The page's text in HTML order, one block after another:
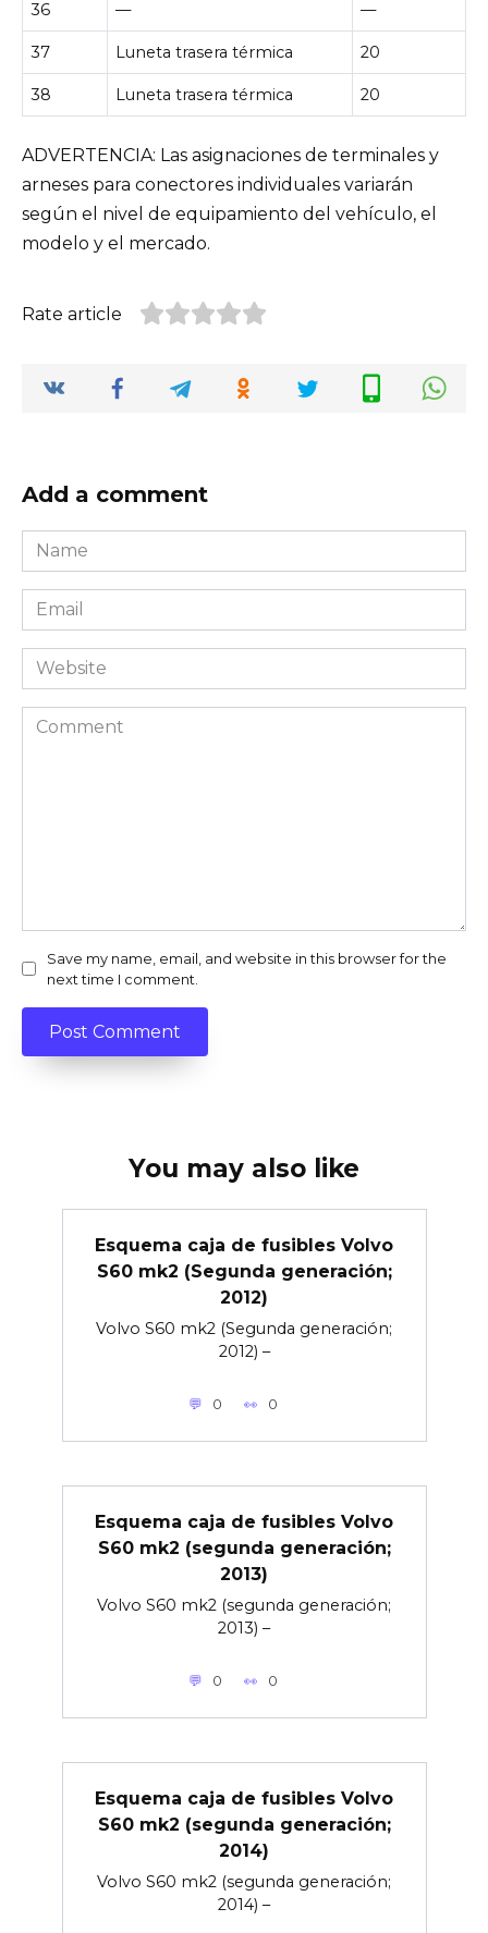
36 — —
37 Luneta trasera térmica 20
38 Luneta trasera térmica 20
ADVERTENCIA: Las asignaciones de terminales y
arneses para conectores individuales variarán
según el nivel de equipamiento del vehículo, el
modelo y el mercado.
Rate article
Add a comment
Name
*
Email
*
Website
Comment
Save my name, email, and website in this browser for the
next time I comment.
You may also like
Esquema caja de fusibles Volvo
S60 mk2 (Segunda generación;
2012)
Volvo S60 mk2 (Segunda generación;
2012) –
0 0
Esquema caja de fusibles Volvo
S60 mk2 (segunda generación;
2013)
Volvo S60 mk2 (segunda generación;
2013) –
0 0
Esquema caja de fusibles Volvo
S60 mk2 (segunda generación;
2014)
Volvo S60 mk2 (segunda generación;
2014) –